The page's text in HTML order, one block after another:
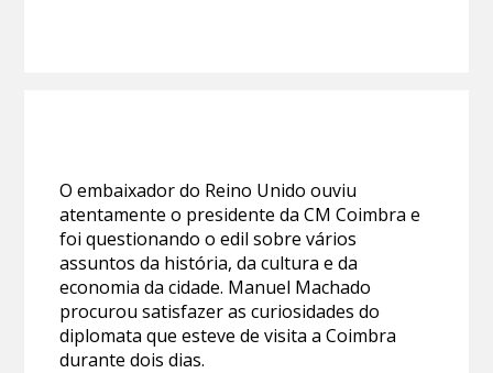
O embaixador do Reino Unido ouviu
atentamente o presidente da CM Coimbra e
foi questionando o edil sobre vários
assuntos da história, da cultura e da
economia da cidade. Manuel Machado
procurou satisfazer as curiosidades do
diplomata que esteve de visita a Coimbra
durante dois dias.